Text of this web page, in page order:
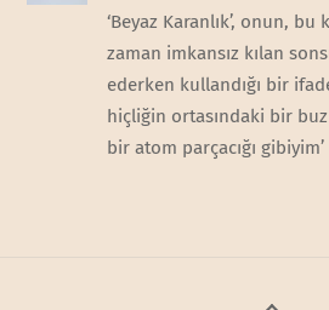
‘Beyaz Karanlık’, onun,
zaman imkansız kılan
ederken kullandığı bir
hiçliğin ortasındaki bir
bir atom parçacığı gibiyim’